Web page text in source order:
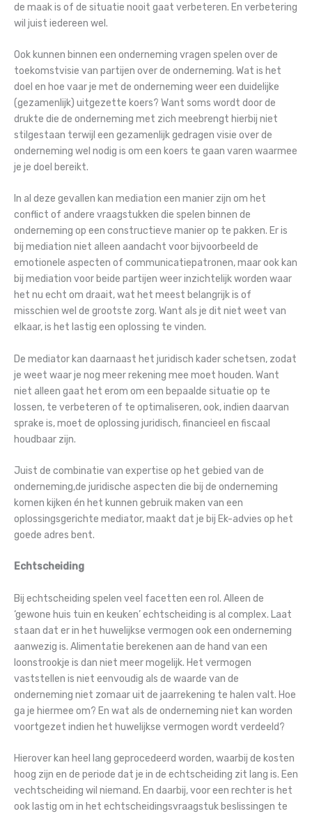
de maak is of de situatie nooit gaat verbeteren. En verbetering
wil juist iedereen wel.
Ook kunnen binnen een onderneming vragen spelen over de
toekomstvisie van partijen over de onderneming. Wat is het
doel en hoe vaar je met de onderneming weer een duidelijke
(gezamenlijk) uitgezette koers? Want soms wordt door de
drukte die de onderneming met zich meebrengt hierbij niet
stilgestaan terwijl een gezamenlijk gedragen visie over de
onderneming wel nodig is om een koers te gaan varen waarmee
je je doel bereikt.
In al deze gevallen kan mediation een manier zijn om het
conflict of andere vraagstukken die spelen binnen de
onderneming op een constructieve manier op te pakken. Er is
bij mediation niet alleen aandacht voor bijvoorbeeld de
emotionele aspecten of communicatiepatronen, maar ook kan
bij mediation voor beide partijen weer inzichtelijk worden waar
het nu echt om draait, wat het meest belangrijk is of
misschien wel de grootste zorg. Want als je dit niet weet van
elkaar, is het lastig een oplossing te vinden.
De mediator kan daarnaast het juridisch kader schetsen, zodat
je weet waar je nog meer rekening mee moet houden. Want
niet alleen gaat het erom om een bepaalde situatie op te
lossen, te verbeteren of te optimaliseren, ook, indien daarvan
sprake is, moet de oplossing juridisch, financieel en fiscaal
houdbaar zijn.
Juist de combinatie van expertise op het gebied van de
onderneming,de juridische aspecten die bij de onderneming
komen kijken én het kunnen gebruik maken van een
oplossingsgerichte mediator, maakt dat je bij Ek-advies op het
goede adres bent.
Echtscheiding
Bij echtscheiding spelen veel facetten een rol. Alleen de
‘gewone huis tuin en keuken’ echtscheiding is al complex. Laat
staan dat er in het huwelijkse vermogen ook een onderneming
aanwezig is. Alimentatie berekenen aan de hand van een
loonstrookje is dan niet meer mogelijk. Het vermogen
vaststellen is niet eenvoudig als de waarde van de
onderneming niet zomaar uit de jaarrekening te halen valt. Hoe
ga je hiermee om? En wat als de onderneming niet kan worden
voortgezet indien het huwelijkse vermogen wordt verdeeld?
Hierover kan heel lang geprocedeerd worden, waarbij de kosten
hoog zijn en de periode dat je in de echtscheiding zit lang is. Een
vechtscheiding wil niemand. En daarbij, voor een rechter is het
ook lastig om in het echtscheidingsvraagstuk beslissingen te